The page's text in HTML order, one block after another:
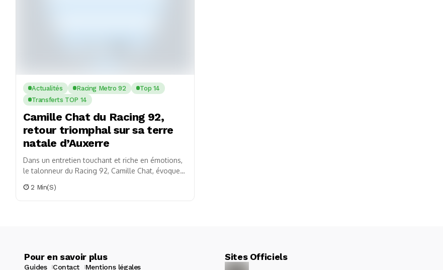
Actualités Racing Metro 92
Top 14
Transferts TOP 14
Camille Chat du Racing 92,
retour triomphal sur sa terre
natale d’Auxerre
Dans un entretien touchant et riche en émotions,
le talonneur du Racing 92, Camille Chat, évoque
2 Min(s)
Pour en savoir plus
Guides Contact Mentions légales
Sites Officiels